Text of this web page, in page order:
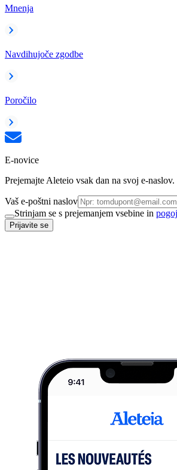
Mnenja
Navdihujoče zgodbe
Poročilo
E-novice
Prejemajte Aleteio vsak dan na svoj e-naslov.
Vaš e-poštni naslov
Strinjam se s prejemanjem vsebine in
Prijavite se